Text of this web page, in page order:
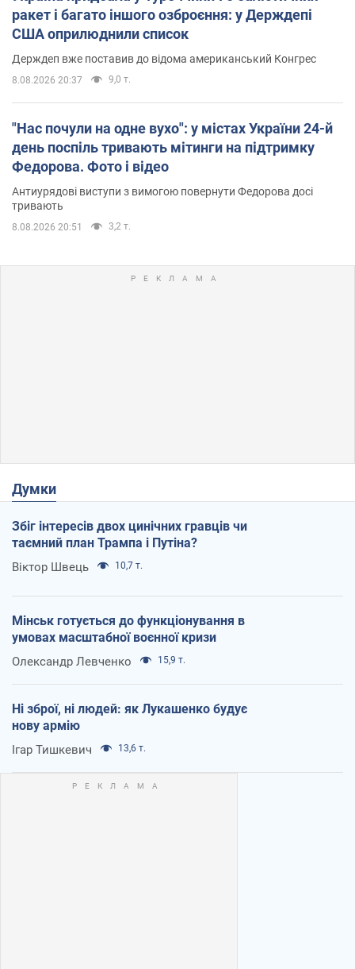
ракет і багато іншого озброєння: у Держдепі
США оприлюднили список
Держдеп вже поставив до відома американський Конгрес
8.08.2026 20:37 9,0 т.
"Нас почули на одне вухо": у містах України 24-й
день поспіль тривають мітинги на підтримку
Федорова. Фото і відео
Антиурядові виступи з вимогою повернути Федорова досі
тривають
8.08.2026 20:51 3,2 т.
Думки
Збіг інтересів двох цинічних гравців чи
таємний план Трампа і Путіна?
Віктор Швець 10,7 т.
Мінськ готується до функціонування в
умовах масштабної воєнної кризи
Олександр Левченко 15,9 т.
Ні зброї, ні людей: як Лукашенко будує
нову армію
Ігар Тишкевич 13,6 т.